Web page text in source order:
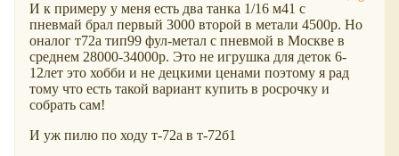
И к примеру у меня есть два танка 1/16 м41 с
пневмай брал первый 3000 второй в метали 4500р. Но
оналог т72а тип99 фул-метал с пневмой в Москве в
среднем 28000-34000р. Это не игрушка для деток 6-
12лет это хобби и не децкими ценами поэтому я рад
тому что есть такой вариант купить в росрочку и
собрать сам!
И уж пилю по ходу т-72а в т-72б1